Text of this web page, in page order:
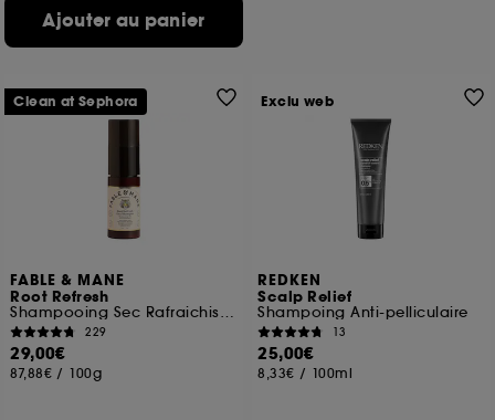
Ajouter au panier
FABLE & MANE
Root Refresh
Shampooing Sec Rafraichissant
229
29,00€
87,88€ / 100g
Clean at Sephora
REDKEN
Scalp Relief
Shampoing Anti-pelliculaire
13
25,00€
8,33€ / 100ml
Exclu web